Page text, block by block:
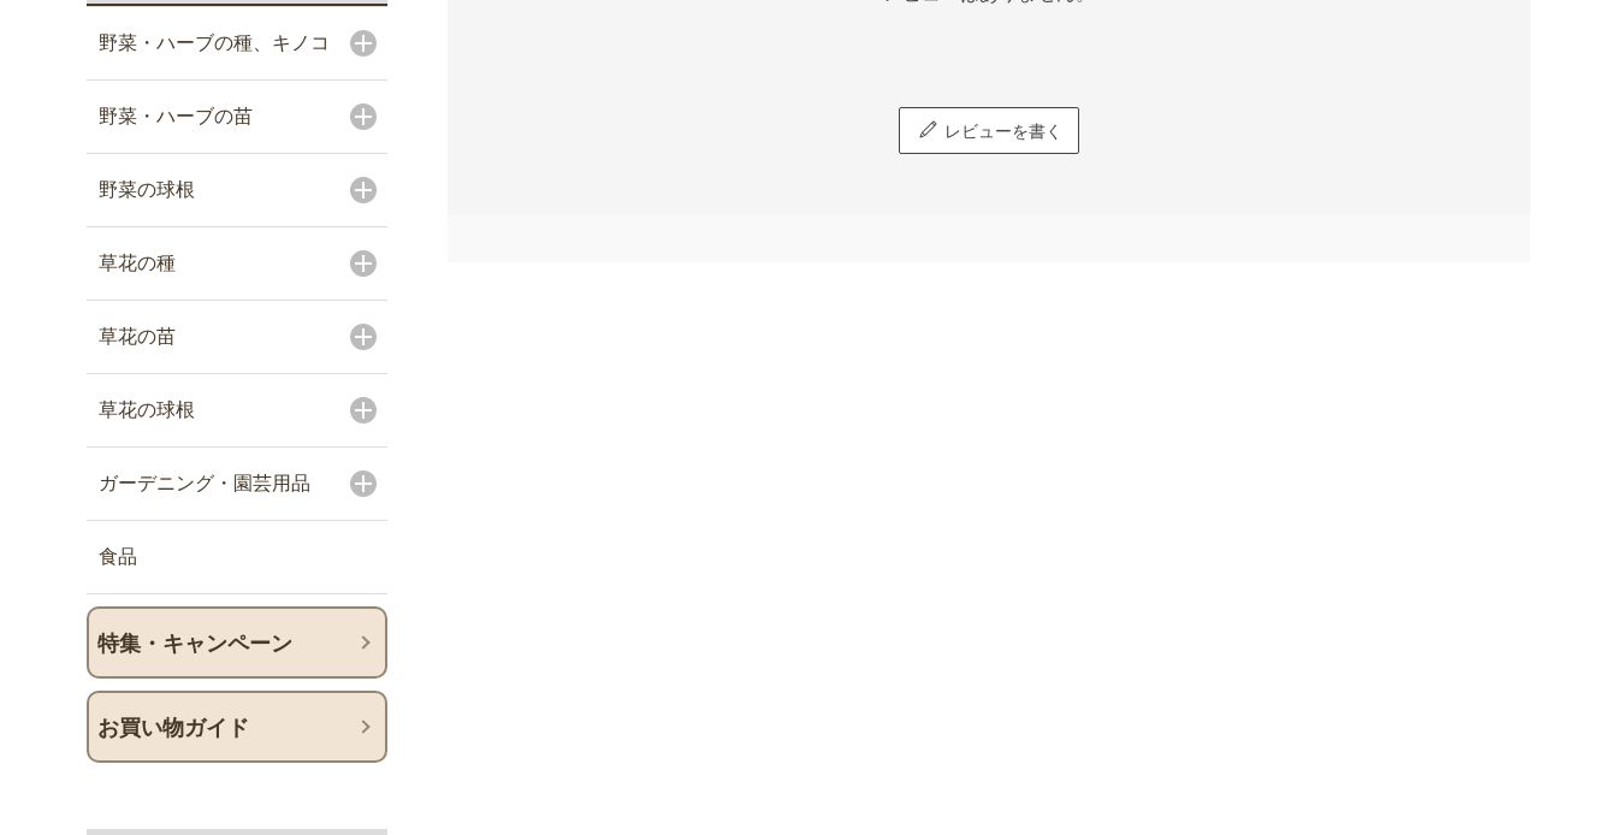
野菜・ハーブの種、キノコ
野菜・ハーブの苗
野菜の球根
草花の種
草花の苗
草花の球根
ガーデニング・園芸用品
食品
特集・キャンペーン
お買い物ガイド
レビューを書く